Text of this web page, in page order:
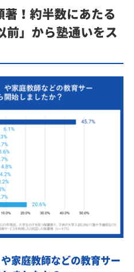
！約半数にあたる
」から塾通いをス
家庭教師などの教育サー